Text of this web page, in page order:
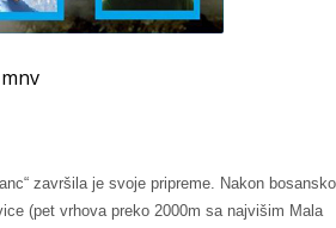
završila je svoje pripreme. Nakon
(pet vrhova preko 2000m sa najvišim Mala